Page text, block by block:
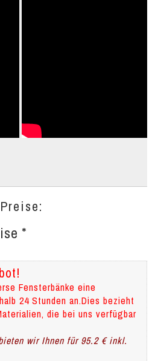
*
Fensterbänke eine
24 Stunden an.Dies bezieht
die bei uns verfügbar
wir Ihnen für 95.2 € inkl.